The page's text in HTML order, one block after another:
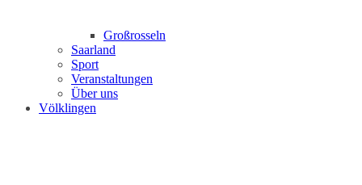
Großrosseln
Saarland
Sport
Veranstaltungen
Über uns
Völklingen